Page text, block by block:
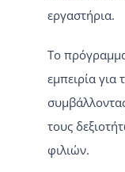
εργαστήρια.
Το
εμπειρία για
τους
φιλιών.